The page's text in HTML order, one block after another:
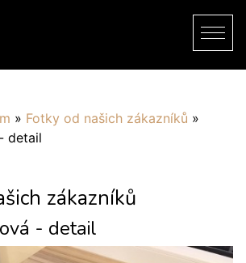
» Fotky od našich zákazníků »
detail
zákazníků
- detail